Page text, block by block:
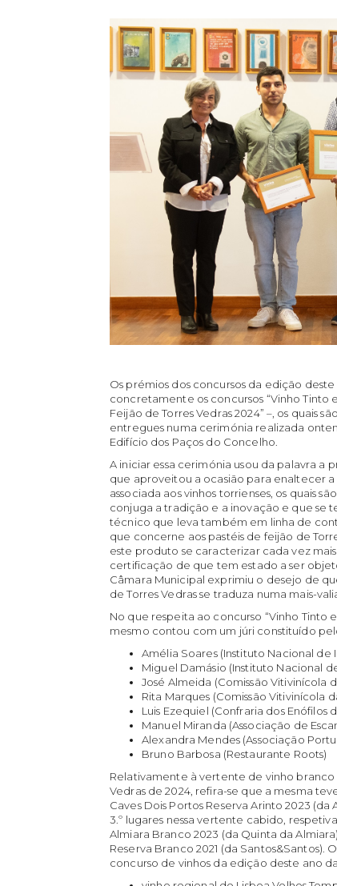
Os prémios dos concursos da edição deste
concretamente os concursos “Vinho Tinto
Feijão de Torres Vedras 2024” –, os quais
entregues numa cerimónia realizada
Edifício dos Paços do Concelho.
A iniciar essa cerimónia usou da palavra a
que aproveitou a ocasião para enaltecer
associada aos vinhos torrienses, os quais
conjuga a tradição e a inovação e que se
técnico que leva também em linha de
que concerne aos pastéis de feijão de
este produto se caracterizar cada vez
certificação de que tem estado a ser
Câmara Municipal exprimiu o desejo de
de Torres Vedras se traduza numa mais-
No que respeita ao concurso “Vinho Tinto
mesmo contou com um júri constituído
Amélia Soares (Instituto Nacional de
Miguel Damásio (Instituto Nacional
José Almeida (Comissão Vitivinícola
Rita Marques (Comissão Vitivinícola
Luis Ezequiel (Confraria dos Enófilos
Manuel Miranda (Associação de
Alexandra Mendes (Associação
Bruno Barbosa (Restaurante Roots)
Relativamente à vertente de vinho branco
Vedras de 2024, refira-se que a mesma
Caves Dois Portos Reserva Arinto 2023
3.º lugares nessa vertente cabido,
Almiara Branco 2023 (da Quinta da
Reserva Branco 2021 (da
concurso de vinhos da edição deste ano